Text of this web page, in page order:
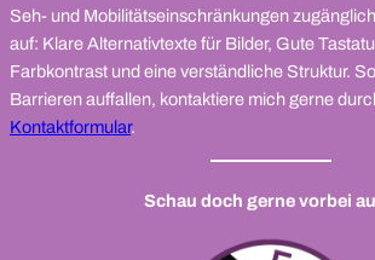
Seh- und Mobilitätseinschränkungen
auf: Klare Alternativtexte für Bilder, Gute
Farbkontrast und eine verständliche Struktur.
Barrieren auffallen, kontaktiere mich gerne
Kontaktformular.
Schau doch gerne vorbei